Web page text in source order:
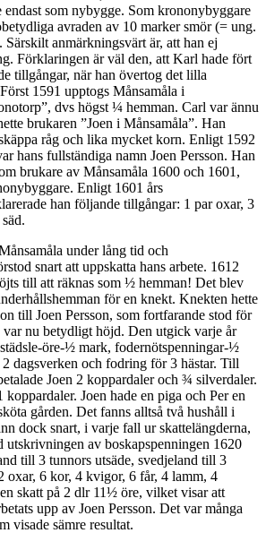
endast som nybygge. Som krononybyggare
avraden av 10 marker smör (= ung.
anmärkningsvärt är, att han ej
Förklaringen är väl den, att Karl hade fört
tillgångar, när han övertog det lilla
1591 upptogs Månsamåla i
dvs högst ¼ hemman. Carl var ännu
brukaren ”Joen i Månsamåla”. Han
råg och lika mycket korn. Enligt 1592
hans fullständiga namn Joen Persson. Han
brukare av Månsamåla 1600 och 1601,
Enligt 1601 års
han följande tillgångar: 1 par oxar, 3
under lång tid och
snart att uppskatta hans arbete. 1612
till att räknas som ½ hemman! Det blev
för en knekt. Knekten hette
till Joen Persson, som fortfarande stod för
var nu betydligt höjd. Den utgick varje år
öre-½ mark, fodernötspenningar-½
dagsverken och fodring för 3 hästar. Till
Joen 2 koppardaler och ¾ silverdaler.
koppardaler. Joen hade en piga och Per en
gården. Det fanns alltså två hushåll i
dock snart, i varje fall ur skattelängderna,
utskrivningen av boskapspenningen 1620
till 3 tunnors utsäde, svedjeland till 3
oxar, 6 kor, 4 kvigor, 6 får, 4 lamm, 4
skatt på 2 dlr 11½ öre, vilket visar att
upp av Joen Persson. Det var många
visade sämre resultat.